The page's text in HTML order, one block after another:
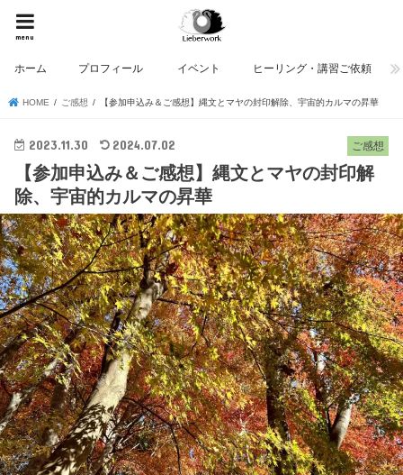
menu
ホーム プロフィール イベント ヒーリング・講習ご依頼
HOME ご感想 【参加申込み＆ご感想】縄文とマヤの封印解除、宇宙的カルマの昇華
ご感想
2023.11.30 2024.07.02
【参加申込み＆ご感想】縄文とマヤの封印解
除、宇宙的カルマの昇華